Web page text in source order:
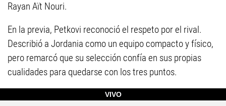
Rayan Aït Nouri.
En la previa, Petkovi reconoció el respeto por el rival.
Describió a Jordania como un equipo compacto y físico,
pero remarcó que su selección confía en sus propias
cualidades para quedarse con los tres puntos.